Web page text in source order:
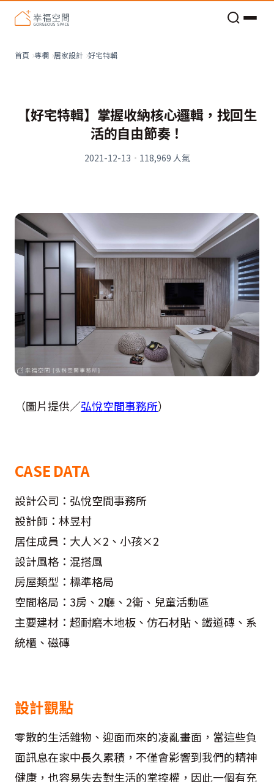
首頁 專欄 居家設計 好宅特輯
【好宅特輯】掌握收納核心邏輯，找回生
活的自由節奏！
2021-12-13 · 118,969 人氣
（圖片提供／弘悅空間事務所）
CASE DATA
設計公司：弘悅空間事務所
設計師：林昱村
居住成員：大人×2、小孩×2
設計風格：混搭風
房屋類型：標準格局
空間格局：3房、2廳、2衛、兒童活動區
主要建材：超耐磨木地板、仿石材貼、鐵道磚、系
統櫃、磁磚
設計觀點
零散的生活雜物、迎面而來的凌亂畫面，當這些負
面訊息在家中長久累積，不僅會影響到我們的精神
健康，也容易失去對生活的掌控權，因此一個有充